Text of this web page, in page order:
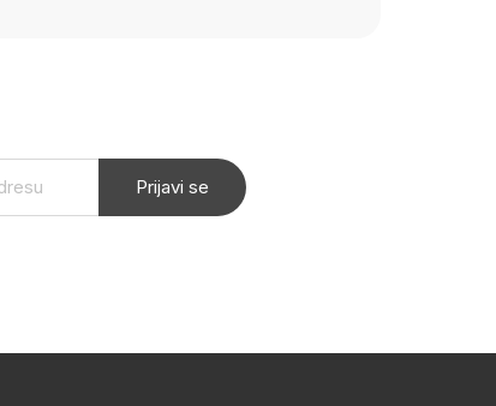
Prijavi se